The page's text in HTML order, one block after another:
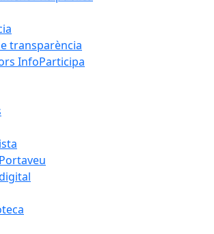
transparència
InfoParticipa